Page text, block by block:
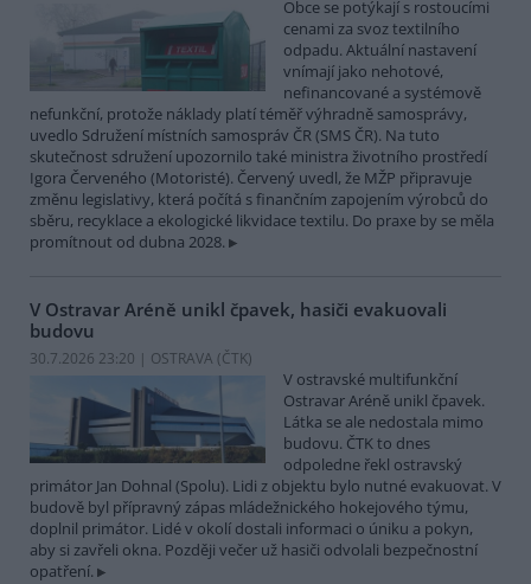
Obce se potýkají s rostoucími
cenami za svoz textilního
odpadu. Aktuální nastavení
vnímají jako nehotové,
nefinancované a systémově
nefunkční, protože náklady platí téměř výhradně samosprávy,
uvedlo Sdružení místních samospráv ČR (SMS ČR). Na tuto
skutečnost sdružení upozornilo také ministra životního prostředí
Igora Červeného (Motoristé). Červený uvedl, že MŽP připravuje
změnu legislativy, která počítá s finančním zapojením výrobců do
sběru, recyklace a ekologické likvidace textilu. Do praxe by se měla
promítnout od dubna 2028.
V Ostravar Aréně unikl čpavek, hasiči evakuovali
budovu
30.7.2026 23:20 | OSTRAVA (ČTK)
V ostravské multifunkční
Ostravar Aréně unikl čpavek.
Látka se ale nedostala mimo
budovu. ČTK to dnes
odpoledne řekl ostravský
primátor Jan Dohnal (Spolu). Lidi z objektu bylo nutné evakuovat. V
budově byl přípravný zápas mládežnického hokejového týmu,
doplnil primátor. Lidé v okolí dostali informaci o úniku a pokyn,
aby si zavřeli okna. Později večer už hasiči odvolali bezpečnostní
opatření.